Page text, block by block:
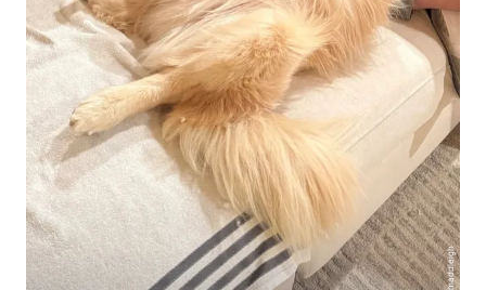
@maddleigh